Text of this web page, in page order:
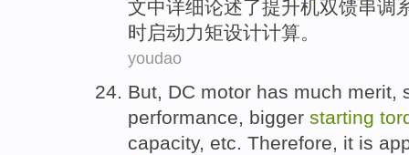
文中详细论述了提升机双馈串调
时启动力矩设计计算 。
youdao
But, DC motor has much merit,
performance, bigger starting
capacity, etc. Therefore, it is